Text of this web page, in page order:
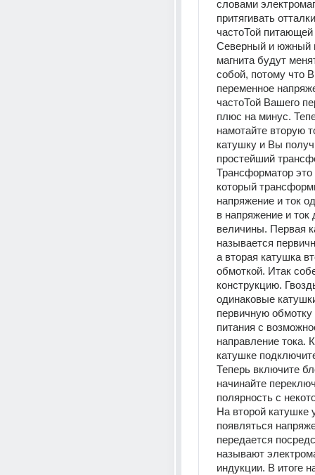
словами
притягивать
частоТой питающей
Северный и южный
магнита будут
собой, потому что
переменное
частоТой Вашего
плюс на минус.
намотайте вторую
катушку и Вы
простейший
Трансформатор это
который
напряжение и ток
в напряжение и ток
величины. Первая
называется
а вторая катушка
обмоткой. Итак
конструкцию.
одинаковые
первичную обмотку
питания с
направление тока.
катушке
Теперь включите
начинайте
полярность с
На второй катушке
появляться
передается
называют
индукции. В итоге